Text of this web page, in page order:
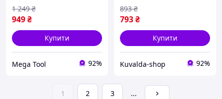
949₴
1 249 ₴
Купити
Mega Tool 92%
793₴
893 ₴
Купити
Kuvalda-shop 92%
1 2 3 ...